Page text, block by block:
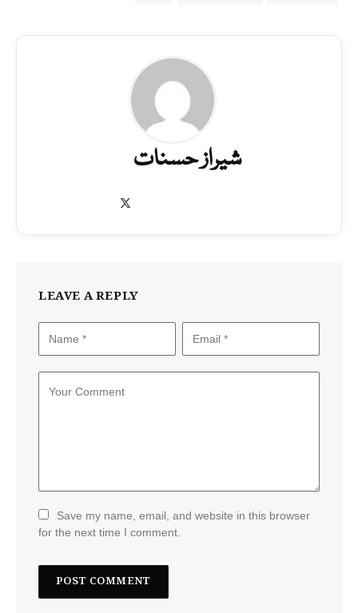
شیراز حسنات
LEAVE A REPLY
Save my name, email, and website in this browser
for the next time I comment.